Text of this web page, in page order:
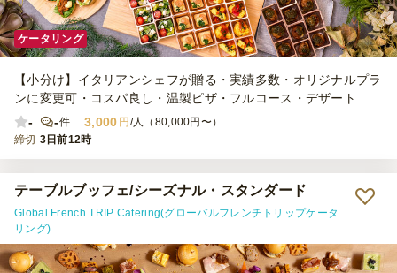
ケータリング
【小分け】イタリアンシェフが贈る・実績多数・オリジナルプラ
ンに変更可・コスパ良し・温製ピザ・フルコース・デザート
-
-件 3,000 円 /人（80,000円〜）
締切 3日前12時
テーブルブッフェ/シーズナル・スタンダード
Global French TRIP Catering(グローバルフレンチトリップケータ
リング)